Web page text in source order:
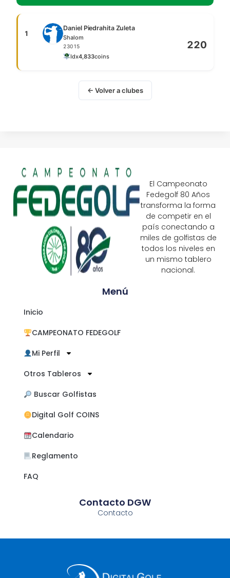
1
Daniel Piedrahita Zuleta
Shalom
23015
Idx4,833coins
220
← Volver a clubes
El Campeonato
Fedegolf 80 Años
transforma la forma
de competir en el
país conectando a
miles de golfistas de
todos los niveles en
un mismo tablero
nacional.
Menú
Inicio
CAMPEONATO FEDEGOLF
Mi Perfil
Otros Tableros
​ Buscar Golfistas
Digital Golf COINS
Calendario
Reglamento
FAQ
Contacto DGW
Contacto